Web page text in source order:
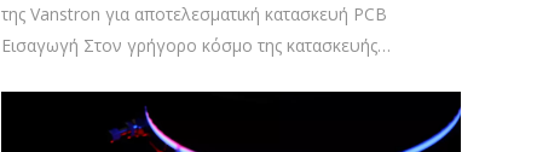
της Vanstron για αποτελεσματική κατασκευή PCB
Εισαγωγή Στον γρήγορο κόσμο της κατασκευής
και η αξιοπιστία είναι αδιαπραγμάτευτες. Η τεχνολογία
Surface-Mount Technology (SMT) βρίσκεται στον πυρήνα